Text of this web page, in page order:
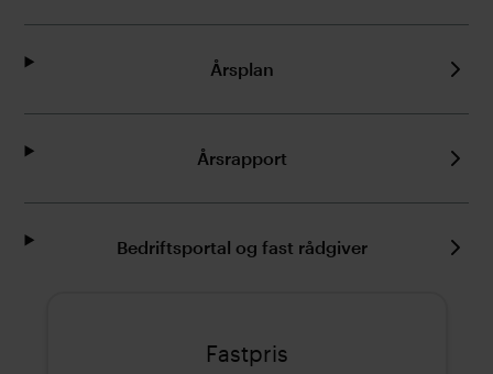
Fastpris
Årsplan
Årsrapport
Bedriftsportal og fast rådgiver